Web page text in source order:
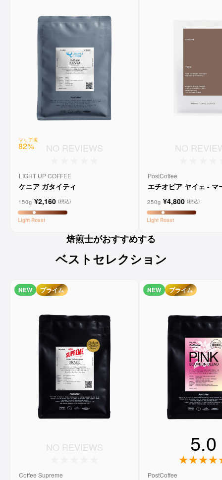
マッチ度
82% NO REVIEWS
LIGHT UP COFFEE
ケニア ガタイティ
150g ¥2,160 (税込)
Light Roast
NO
PostCoffee
エチオピア ヤイェ - マ
250g ¥4,800 (税込)
Light Roast
焙煎士がおすすめする
ベストセレクション
NEW プライム
NO REVIEWS
Coffee Supreme
NEW プライム
5.0
PostCoffee